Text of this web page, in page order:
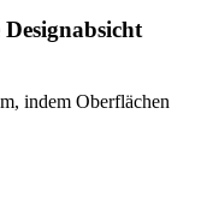
indem Oberflächen